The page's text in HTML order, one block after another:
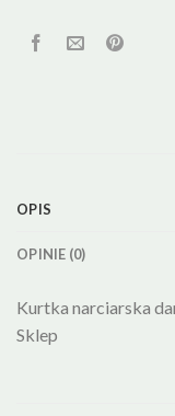
OPIS
OPINIE (0)
Kurtka narciarska
Sklep